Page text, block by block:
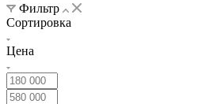
Фильтр
Сортировка
Цена